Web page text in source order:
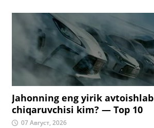
Jahonning eng yirik avtoishlab
chiqaruvchisi kim? — Top 10
07 Август, 2026